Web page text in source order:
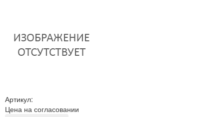
Артикул:
Цена на согласовании